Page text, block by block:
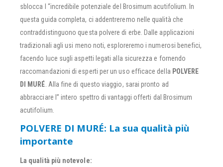
sblocca l “incredibile potenziale del Brosimum acutifolium. In
questa guida completa, ci addentreremo nelle qualità che
contraddistinguono questa polvere di erbe. Dalle applicazioni
tradizionali agli usi meno noti, esploreremo i numerosi benefici,
facendo luce sugli aspetti legati alla sicurezza e fornendo
raccomandazioni di esperti per un uso efficace della POLVERE
DI MURÉ . Alla fine di questo viaggio, sarai pronto ad
abbracciare l” intero spettro di vantaggi offerti dal Brosimum
acutifolium.
POLVERE DI MURÉ: La sua qualità più
importante
La qualità più notevole: